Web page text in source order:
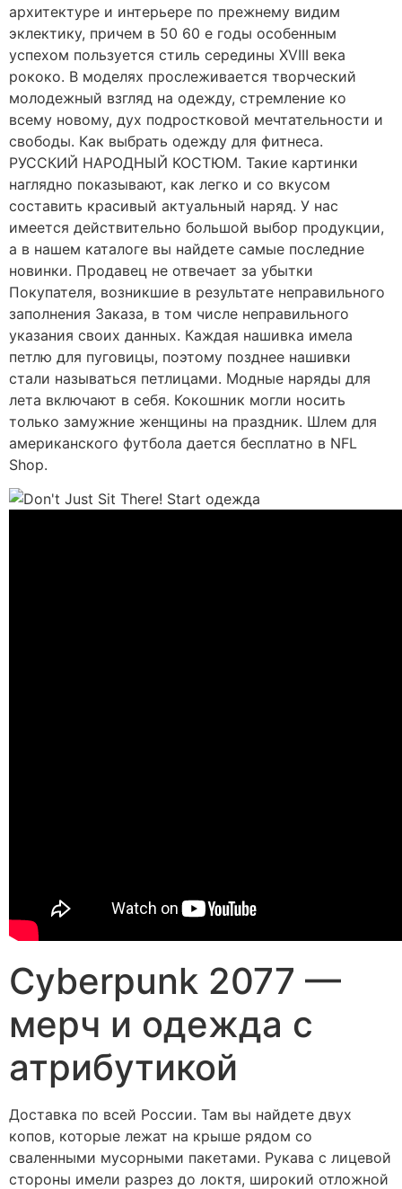
архитектуре и интерьере по прежнему видим
эклектику, причем в 50 60 е годы особенным
успехом пользуется стиль середины XVIII века
рококо. В моделях прослеживается творческий
молодежный взгляд на одежду, стремление ко
всему новому, дух подростковой мечтательности и
свободы. Как выбрать одежду для фитнеса.
РУССКИЙ НАРОДНЫЙ КОСТЮМ. Такие картинки
наглядно показывают, как легко и со вкусом
составить красивый актуальный наряд. У нас
имеется действительно большой выбор продукции,
а в нашем каталоге вы найдете самые последние
новинки. Продавец не отвечает за убытки
Покупателя, возникшие в результате неправильного
заполнения Заказа, в том числе неправильного
указания своих данных. Каждая нашивка имела
петлю для пуговицы, поэтому позднее нашивки
стали называться петлицами. Модные наряды для
лета включают в себя. Кокошник могли носить
только замужние женщины на праздник. Шлем для
американского футбола дается бесплатно в NFL
Shop.
Cyberpunk 2077 —
мерч и одежда с
атрибутикой
Доставка по всей России. Там вы найдете двух
копов, которые лежат на крыше рядом со
сваленными мусорными пакетами. Рукава с лицевой
стороны имели разрез до локтя, широкий отложной